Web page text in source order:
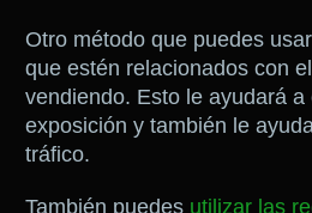
Otro método que puedes
que estén relacionados con
vendiendo. Esto le ayudará
exposición y también le
tráfico.
También puedes utilizar las